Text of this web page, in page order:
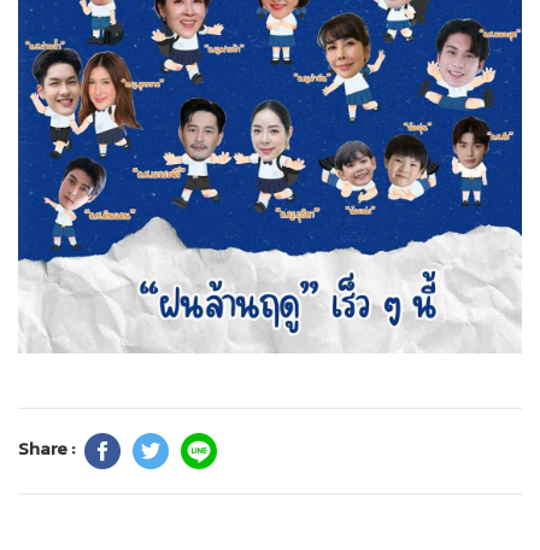
Share :